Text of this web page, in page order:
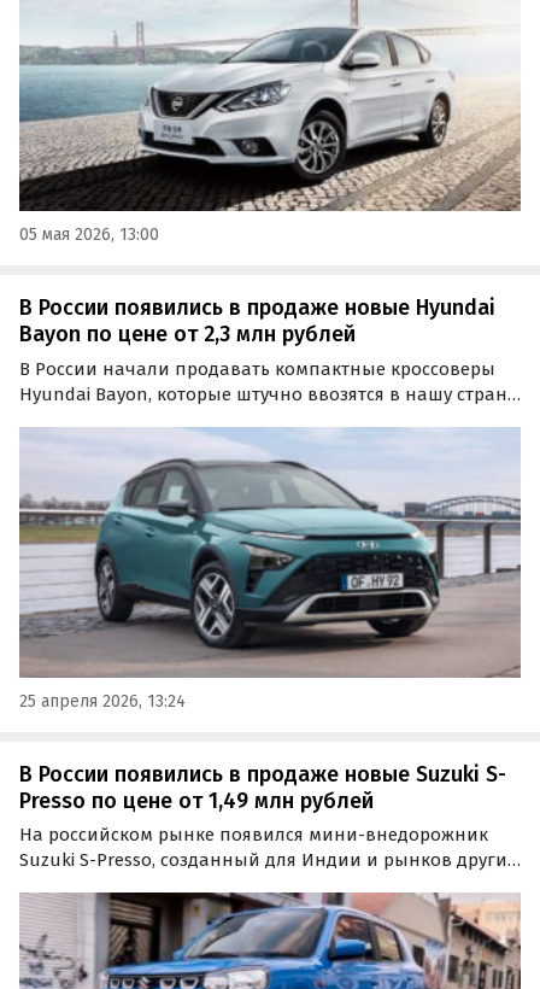
05 мая 2026, 13:00
В России появились в продаже новые Hyundai
Bayon по цене от 2,3 млн рублей
В России начали продавать компактные кроссоверы
Hyundai Bayon, которые штучно ввозятся в нашу страну
доступно три таких автомобиля, самый дешевый из
которых стоит 2 320 000 рублей, пишет портал…
25 апреля 2026, 13:24
В России появились в продаже новые Suzuki S-
Presso по цене от 1,49 млн рублей
На российском рынке появился мини-внедорожник
Suzuki S-Presso, созданный для Индии и рынков других
под заказ и стоит на одном из классифайдов минимум
1 490 000 рублей, сообщают «Автоновости дня».